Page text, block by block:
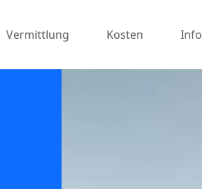
Vermittlung Kosten Info